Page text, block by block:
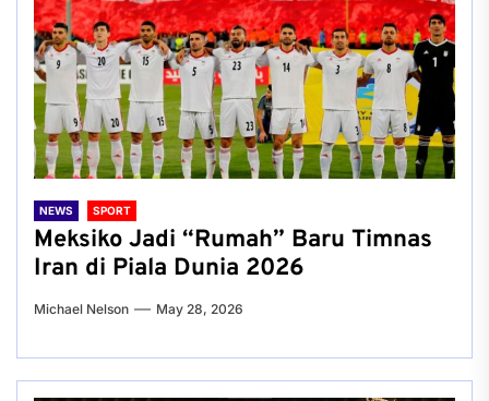
NEWS SPORT
Meksiko Jadi “Rumah” Baru Timnas
Iran di Piala Dunia 2026
Michael Nelson May 28, 2026